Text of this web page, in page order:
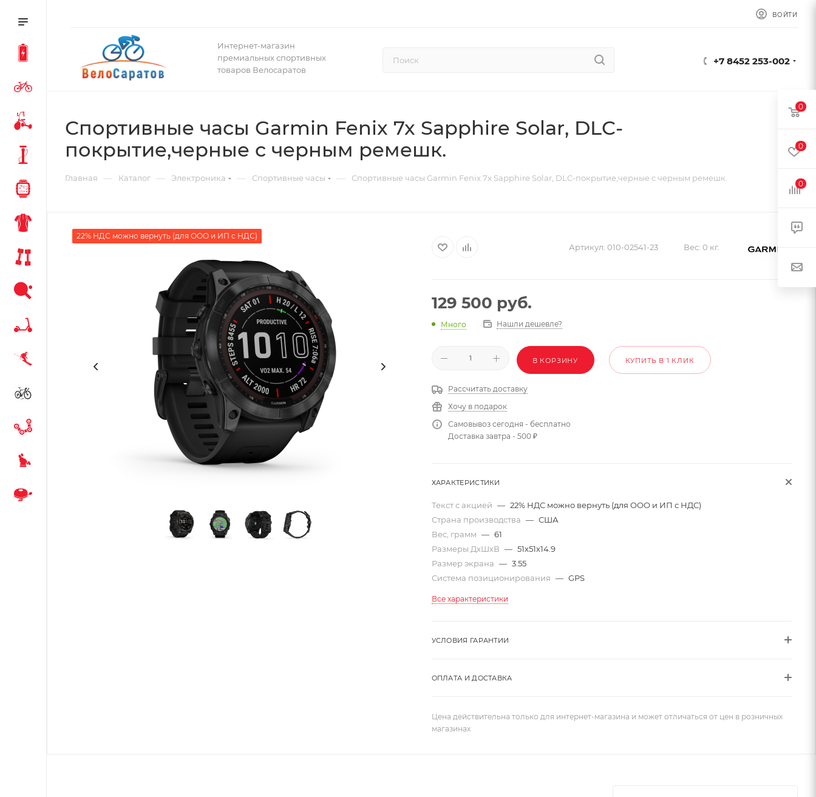
ВОЙТИ
Интернет-магазин
премиальных спортивных
товаров Велосаратов
+7 8452 253-002
Спортивные часы Garmin Fenix 7x Sapphire Solar, DLC-
покрытие,черные с черным ремешк.
Главная — Каталог — Электроника — Спортивные часы — Спортивные часы Garmin Fenix 7x Sapphire Solar, DLC-покрытие,черные с черным ремешк.
22% НДС можно вернуть (для ООО и ИП с НДС)
Артикул: 010-02541-23 Вес: 0 кг.
129 500 руб.
Много Нашли дешевле?
В КОРЗИНУ КУПИТЬ В 1 КЛИК
Рассчитать доставку
Хочу в подарок
Самовывоз сегодня - бесплатно
Доставка завтра - 500 ₽
ХАРАКТЕРИСТИКИ
Текст с акцией — 22% НДС можно вернуть (для ООО и ИП с НДС)
Страна производства — США
Вес, грамм — 61
Размеры ДхШхВ — 51х51х14.9
Размер экрана — 3.55
Система позиционирования — GPS
Все характеристики
УСЛОВИЯ ГАРАНТИИ
ОПЛАТА И ДОСТАВКА
Цена действительна только для интернет-магазина и может отличаться от цен в розничных
магазинах
0
0
0